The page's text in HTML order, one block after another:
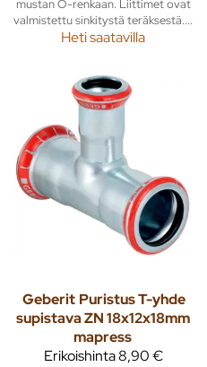
mustan O-renkaan. Liittimet ovat
valmistettu sinkitystä teräksestä....
Heti saatavilla
Geberit Puristus T-yhde
supistava ZN 18x12x18mm
mapress
Erikoishinta8,90 €